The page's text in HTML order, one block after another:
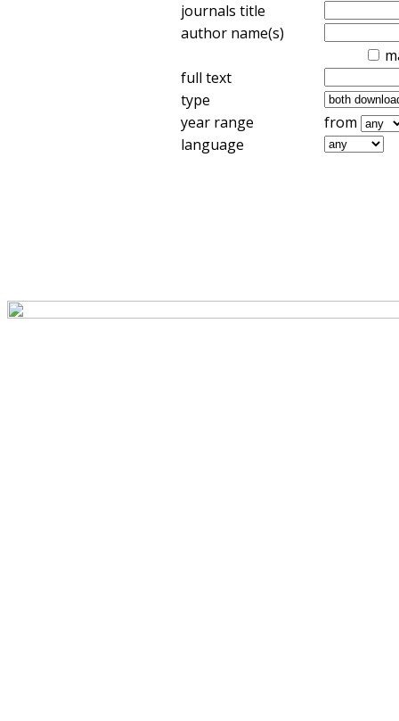
journals title
author name(s)
full text
type
year range
from
language